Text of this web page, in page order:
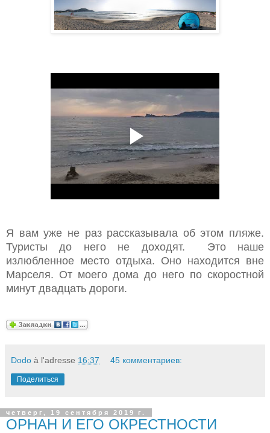
Я вам уже не раз рассказывала об этом пляже.
Туристы до него не доходят.
Это наше
излюбленное место отдыха. Оно находится вне
Марселя. От моего дома до него по скоростной
минут двадцать дороги.
Dodo à l'adresse 16:37 45 комментариев:
Поделиться
четверг, 19 сентября 2019 г.
ОРНАН И ЕГО ОКРЕСТНОСТИ